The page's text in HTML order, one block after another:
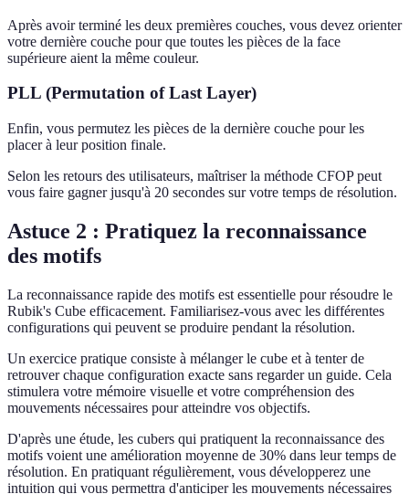
Après avoir terminé les deux premières couches, vous devez orienter
votre dernière couche pour que toutes les pièces de la face
supérieure aient la même couleur.
PLL (Permutation of Last Layer)
Enfin, vous permutez les pièces de la dernière couche pour les
placer à leur position finale.
Selon les retours des utilisateurs, maîtriser la méthode CFOP peut
vous faire gagner jusqu'à 20 secondes sur votre temps de résolution.
Astuce 2 : Pratiquez la reconnaissance
des motifs
La reconnaissance rapide des motifs est essentielle pour résoudre le
Rubik's Cube efficacement. Familiarisez-vous avec les différentes
configurations qui peuvent se produire pendant la résolution.
Un exercice pratique consiste à mélanger le cube et à tenter de
retrouver chaque configuration exacte sans regarder un guide. Cela
stimulera votre mémoire visuelle et votre compréhension des
mouvements nécessaires pour atteindre vos objectifs.
D'après une étude, les cubers qui pratiquent la reconnaissance des
motifs voient une amélioration moyenne de 30% dans leur temps de
résolution. En pratiquant régulièrement, vous développerez une
intuition qui vous permettra d'anticiper les mouvements nécessaires